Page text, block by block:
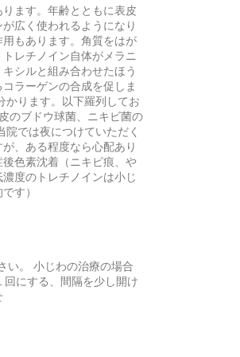
ます。年齢とともに表皮
広く使われるようになり
もあります。角質をはが
レチノイン自体がメラニ
シルと組み合わせたほう
ラーゲンの合成を促しま
かります。以下羅列してお
のブドウ球菌、ニキビ菌の
では夜につけていただく
、ある程度なら心配あり
色素沈着（ニキビ痕、や
度のトレチノインは小じ
す）
い。 小じわの治療の場合
にする、間隔を少し開け